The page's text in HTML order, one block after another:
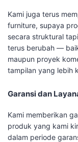
Kami juga terus
furniture, supaya
secara struktural
terus berubah —
maupun proyek
tampilan yang lebih
Garansi dan
Kami memberikan
produk yang kami
dalam periode